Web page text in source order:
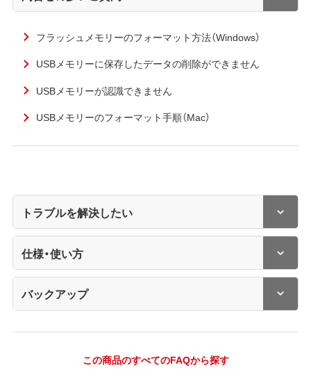
フラッシュメモリーのフォーマット方法（Windows）
USBメモリーに保存したデータの削除ができません
USBメモリーが認識できません
USBメモリーのフォーマット手順（Mac）
トラブルを解決したい
仕様・使い方
バックアップ
この商品のすべてのFAQから探す